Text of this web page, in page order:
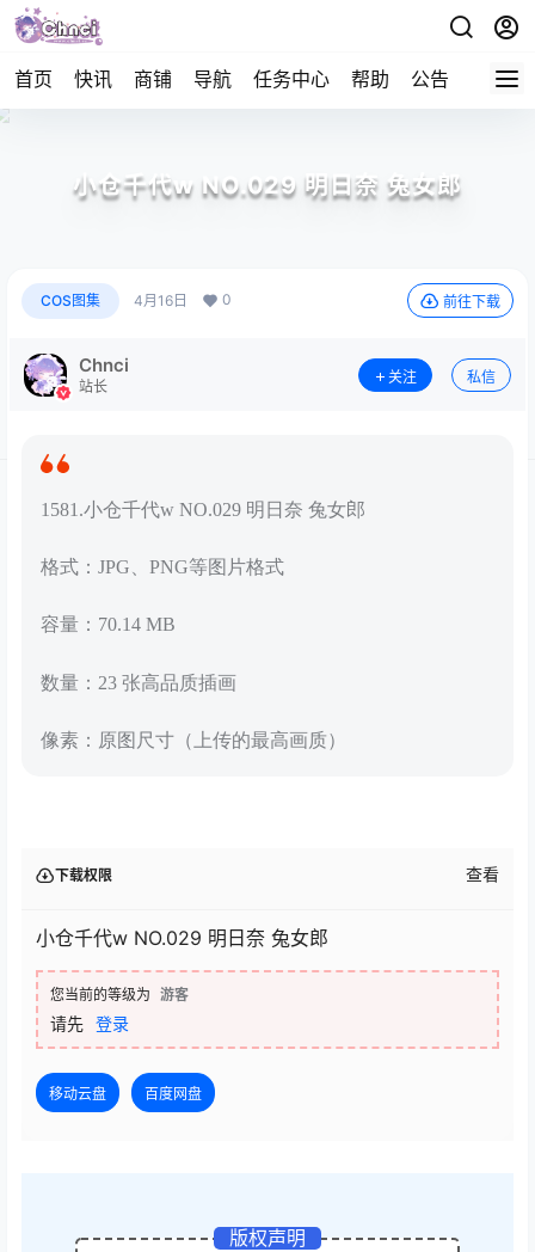
首页 快讯 商铺 导航 任务中心 帮助 公告 APP下
小仓千代w NO.029 明日奈 兔女郎
COS图集 4月16日 0 前往下载
Chnci
站长
关注 私信
1581.小仓千代w NO.029 明日奈 兔女郎
格式：JPG、PNG等图片格式
容量：70.14 MB
数量：23 张高品质插画
像素：原图尺寸（上传的最高画质）
下载权限 查看
小仓千代w NO.029 明日奈 兔女郎
您当前的等级为 游客
请先 登录
移动云盘 百度网盘
版权声明